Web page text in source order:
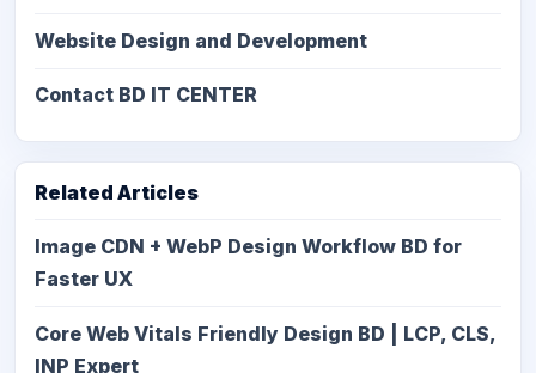
Website Design and Development
Contact BD IT CENTER
Related Articles
Image CDN + WebP Design Workflow BD for
Faster UX
Core Web Vitals Friendly Design BD | LCP, CLS,
INP Expert